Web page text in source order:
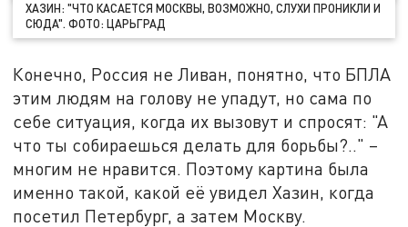
ХАЗИН: "ЧТО КАСАЕТСЯ МОСКВЫ, ВОЗМОЖНО, СЛУХИ ПРОНИКЛИ И
СЮДА". ФОТО: ЦАРЬГРАД
Конечно, Россия не Ливан, понятно, что БПЛА
этим людям на голову не упадут, но сама по
себе ситуация, когда их вызовут и спросят: "А
что ты собираешься делать для борьбы?.." –
многим не нравится. Поэтому картина была
именно такой, какой её увидел Хазин, когда
посетил Петербург, а затем Москву.